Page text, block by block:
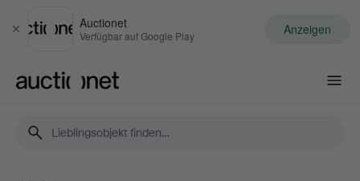
Schließen
Auctionet
Verfügbar auf Google Play Anzeigen